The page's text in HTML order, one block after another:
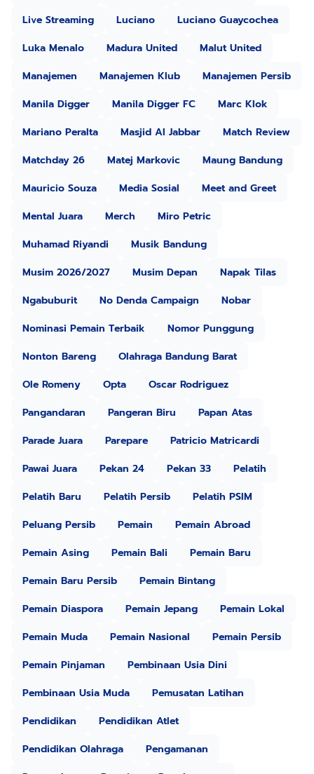
Live Streaming
Luciano
Luciano Guaycochea
Luka Menalo
Madura United
Malut United
Manajemen
Manajemen Klub
Manajemen Persib
Manila Digger
Manila Digger FC
Marc Klok
Mariano Peralta
Masjid Al Jabbar
Match Review
Matchday 26
Matej Markovic
Maung Bandung
Mauricio Souza
Media Sosial
Meet and Greet
Mental Juara
Merch
Miro Petric
Muhamad Riyandi
Musik Bandung
Musim 2026/2027
Musim Depan
Napak Tilas
Ngabuburit
No Denda Campaign
Nobar
Nominasi Pemain Terbaik
Nomor Punggung
Nonton Bareng
Olahraga Bandung Barat
Ole Romeny
Opta
Oscar Rodriguez
Pangandaran
Pangeran Biru
Papan Atas
Parade Juara
Parepare
Patricio Matricardi
Pawai Juara
Pekan 24 Pekan 33
Pelatih
Pelatih Baru
Pelatih Persib
Pelatih PSIM
Peluang Persib
Pemain
Pemain Abroad
Pemain Asing
Pemain Bali
Pemain Baru
Pemain Baru Persib
Pemain Bintang
Pemain Diaspora
Pemain Jepang
Pemain Lokal
Pemain Muda
Pemain Nasional
Pemain Persib
Pemain Pinjaman
Pembinaan Usia Dini
Pembinaan Usia Muda
Pemusatan Latihan
Pendidikan
Pendidikan Atlet
Pendidikan Olahraga
Pengamanan